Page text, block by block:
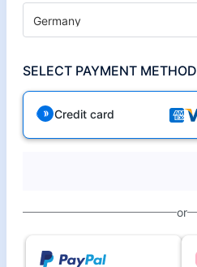
Germany
SELECT PAYMENT METHOD
Credit card
or